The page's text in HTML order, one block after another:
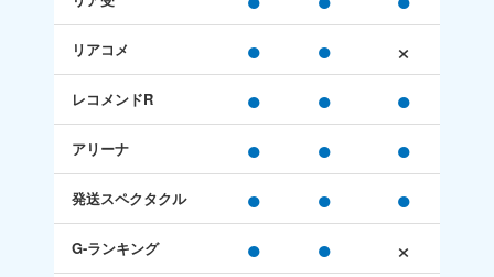
リアコメ ● ● ×
レコメンドR ● ● ●
アリーナ ● ● ●
発送スペクタクル ● ● ●
G-ランキング ● ● ×